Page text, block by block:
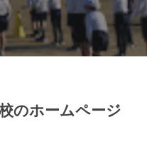
のホームページ